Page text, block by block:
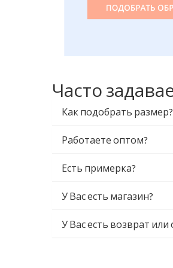
Часто
Как подобрать размер?
Работаете оптом?
Есть примерка?
У Вас есть магазин?
У Вас есть возврат или